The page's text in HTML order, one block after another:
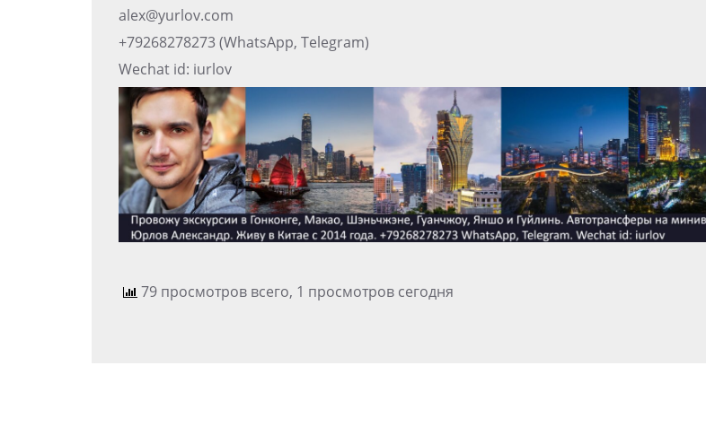
alex@yurlov.com
+79268278273 (WhatsApp, Telegram)
Wechat id: iurlov
79 просмотров всего, 1 просмотров сегодня